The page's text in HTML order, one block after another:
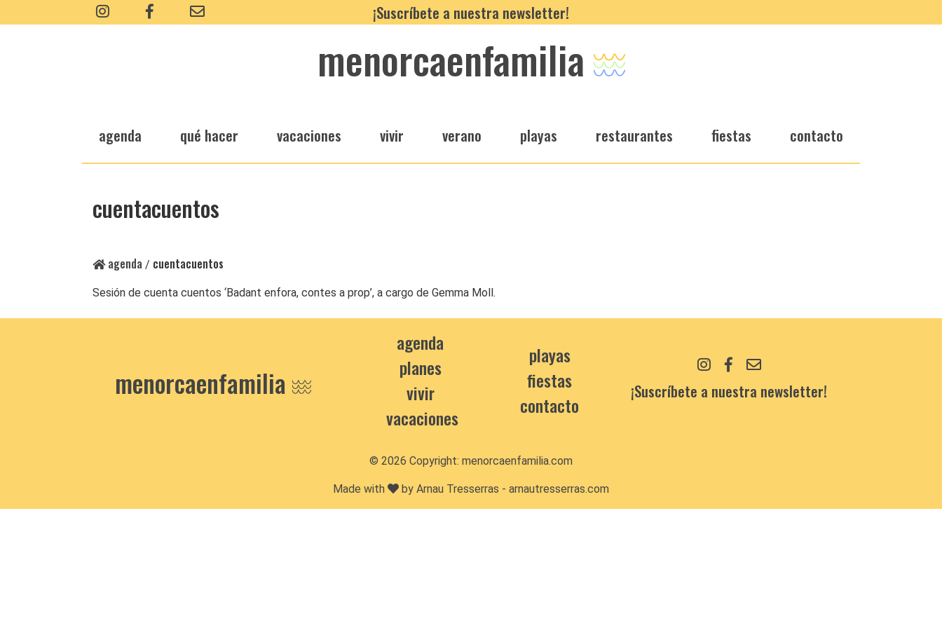
¡Suscríbete a nuestra newsletter!
menorcaenfamilia
agenda qué hacer vacaciones vivir verano playas restaurantes fiestas contacto
cuentacuentos
agenda / cuentacuentos
Sesión de cuenta cuentos ‘Badant enfora, contes a prop’, a cargo de Gemma Moll.
menorcaenfamilia
agenda
planes
vivir
vacaciones
playas
fiestas
contacto
¡Suscríbete a nuestra newsletter!
© 2026 Copyright: menorcaenfamilia.com
Made with by Arnau Tresserras - arnautresserras.com